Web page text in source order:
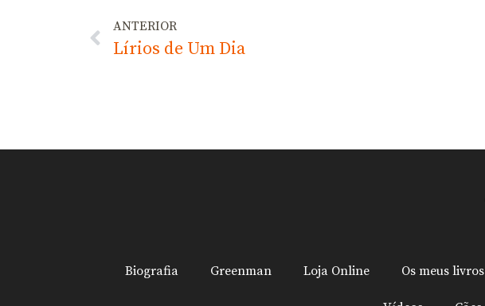
ANTERIOR
Lírios de Um Dia
Biografia Greenman Loja Online Os meus livros